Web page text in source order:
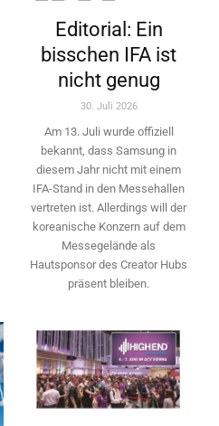
Editorial: Ein
bisschen IFA ist
nicht genug
30. Juli 2026
Am 13. Juli wurde offiziell
bekannt, dass Samsung in
diesem Jahr nicht mit einem
IFA-Stand in den Messehallen
vertreten ist. Allerdings will ­der
koreanische Konzern auf dem
Messegelände als
Hautsponsor des Creator Hubs
präsent bleiben.